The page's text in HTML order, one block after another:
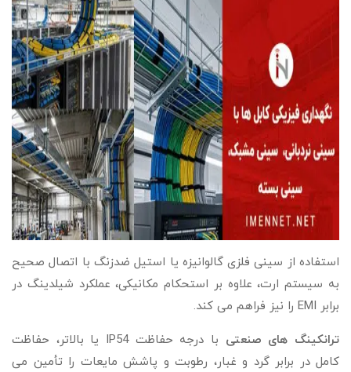
استفاده از سینی فلزی گالوانیزه یا استیل ضدزنگ با اتصال صحیح
به سیستم ارت، علاوه بر استحکام مکانیکی، عملکرد شیلدینگ در
برابر EMI را نیز فراهم می‌ کند.
ترانکینگ‌ های صنعتی
با درجه حفاظت IP54 یا بالاتر، حفاظت
کامل در برابر گرد و غبار، رطوبت و پاشش مایعات را تأمین می‌